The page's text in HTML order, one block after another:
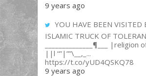
9 years ago
YOU HAVE BEEN VISITED
ISLAMIC TRUCK OF
______________¶___ |religion
||l “”|””\__,_...
https://t.co/yUD4QSKQ78
9 years ago